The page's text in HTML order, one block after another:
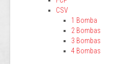
CSV
1 Bomba
2 Bombas
3 Bombas
4 Bombas